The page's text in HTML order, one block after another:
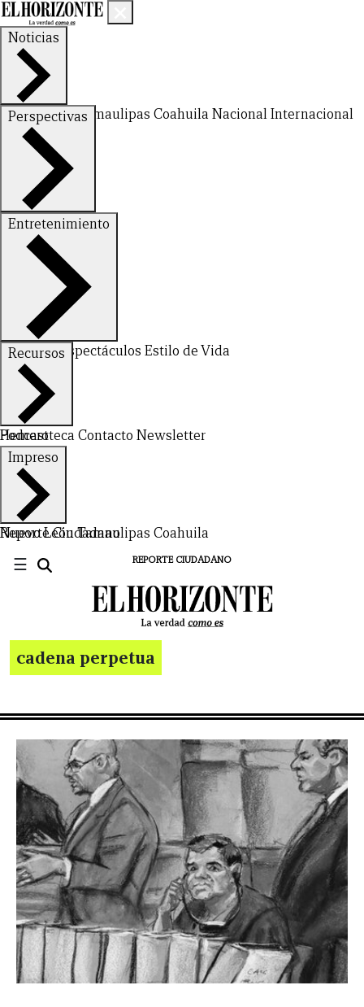
Noticias
Nuevo LeónTamaulipas Coahuila NacionalInternacional
Perspectivas
FinanzasOpinión
Entretenimiento
DeportesEspectáculos Estilo de Vida
Recursos
Hemeroteca Contacto Newsletter
Podcast
Impreso
Nuevo LeónTamaulipas Coahuila
Reporte Ciudadano
☰ REPORTE CIUDADANO
CERRAR
X
cadena perpetua